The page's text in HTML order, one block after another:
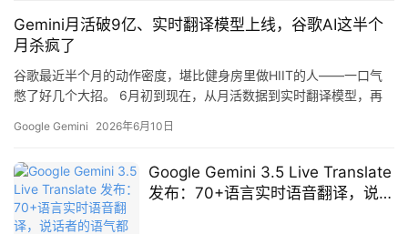
型
框
架
告
亿的旗舰产品。这意味着Gem…
Gemini月活破9亿、实时翻译模型上线，谷歌AI这半个
月杀疯了
谷歌最近半个月的动作密度，堪比健身房里做HIIT的人——一口气
憋了好几个大招。 6月初到现在，从月活数据到实时翻译模型，再
理一下这些值得关注的进展。 核心看点一：Gemini App月活超9
出重磅数据： Gemini App月活用户突破9亿 相比…
Google Gemini 2026年6月10日
Google Gemini 3.5 Live Translate
发布：70+语言实时语音翻译，说话